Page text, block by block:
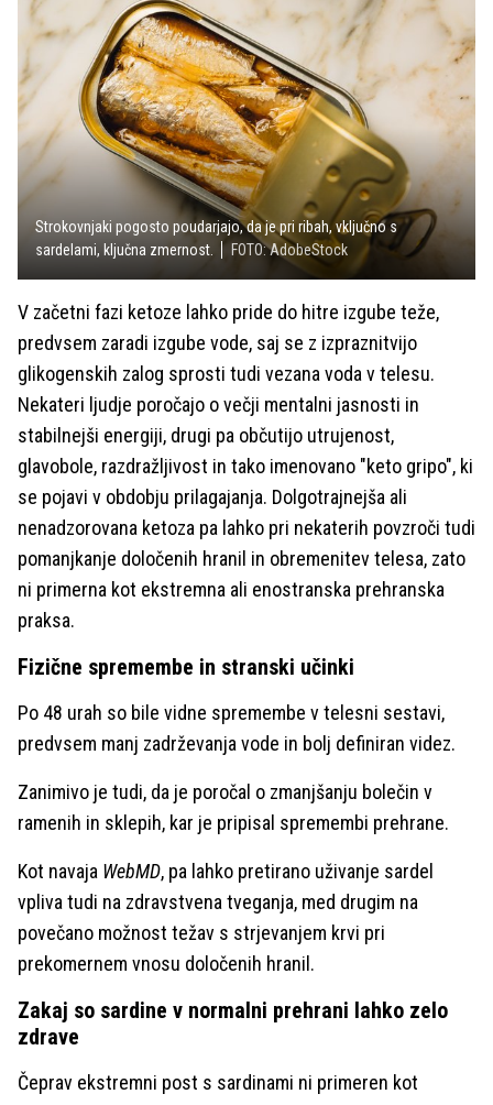
Strokovnjaki pogosto poudarjajo, da je pri ribah, vključno s
sardelami, ključna zmernost.
FOTO: AdobeStock
V začetni fazi ketoze lahko pride do hitre izgube teže,
predvsem zaradi izgube vode, saj se z izpraznitvijo
glikogenskih zalog sprosti tudi vezana voda v telesu.
Nekateri ljudje poročajo o večji mentalni jasnosti in
stabilnejši energiji, drugi pa občutijo utrujenost,
glavobole, razdražljivost in tako imenovano "keto gripo", ki
se pojavi v obdobju prilagajanja. Dolgotrajnejša ali
nenadzorovana ketoza pa lahko pri nekaterih povzroči tudi
pomanjkanje določenih hranil in obremenitev telesa, zato
ni primerna kot ekstremna ali enostranska prehranska
praksa.
Fizične spremembe in stranski učinki
Po 48 urah so bile vidne spremembe v telesni sestavi,
predvsem manj zadrževanja vode in bolj definiran videz.
Zanimivo je tudi, da je poročal o zmanjšanju bolečin v
ramenih in sklepih, kar je pripisal spremembi prehrane.
Kot navaja WebMD, pa lahko pretirano uživanje sardel
vpliva tudi na zdravstvena tveganja, med drugim na
povečano možnost težav s strjevanjem krvi pri
prekomernem vnosu določenih hranil.
Zakaj so sardine v normalni prehrani lahko zelo
zdrave
Čeprav ekstremni post s sardinami ni primeren kot